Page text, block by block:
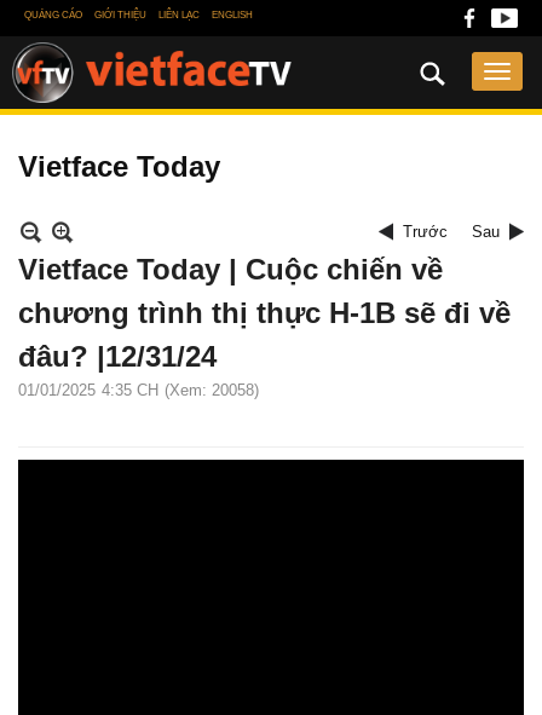
QUẢNG CÁO GIỚI THIỆU LIÊN LẠC ENGLISH
Vietface Today
Trước Sau
Vietface Today | Cuộc chiến về
chương trình thị thực H-1B sẽ đi về
đâu? |12/31/24
01/01/2025 4:35 CH (Xem: 20058)